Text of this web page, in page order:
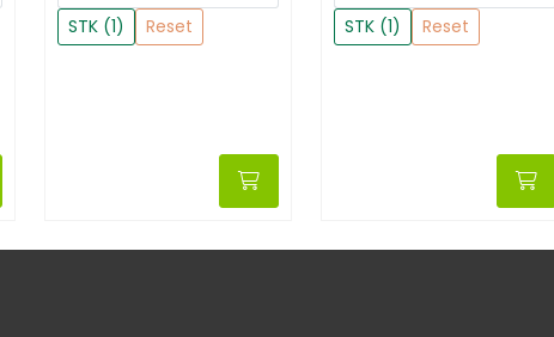
STK (1) Reset STK (1) Reset